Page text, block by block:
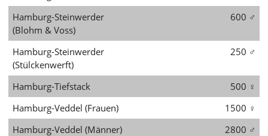
Hamburg-Steinwerder
(Blohm & Voss)
600 ♂
Hamburg-Steinwerder
(Stülckenwerft)
250 ♂
Hamburg-Tiefstack 500 ♀
Hamburg-Veddel (Frauen)
1500 ♀
Hamburg-Veddel (Männer)
2800 ♂